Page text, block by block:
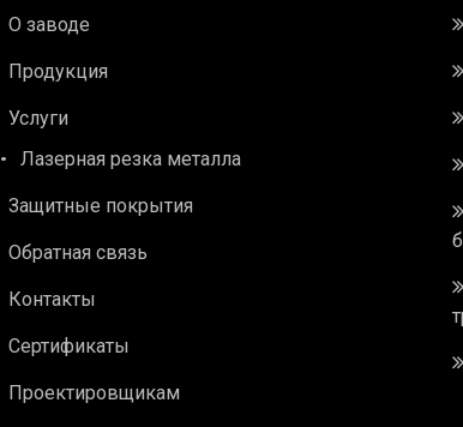
О заводе
Продукция
Услуги
Лазерная резка металла
Защитные покрытия
Обратная связь
Контакты
Сертификаты
Проектировщикам